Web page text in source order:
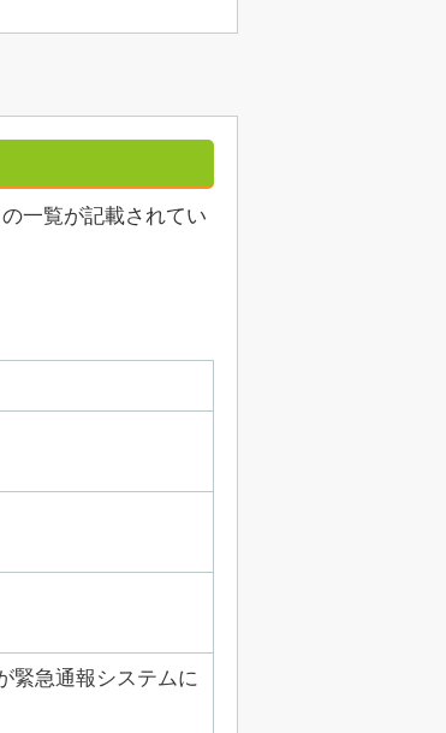
一覧が記載されてい
緊急通報システムに